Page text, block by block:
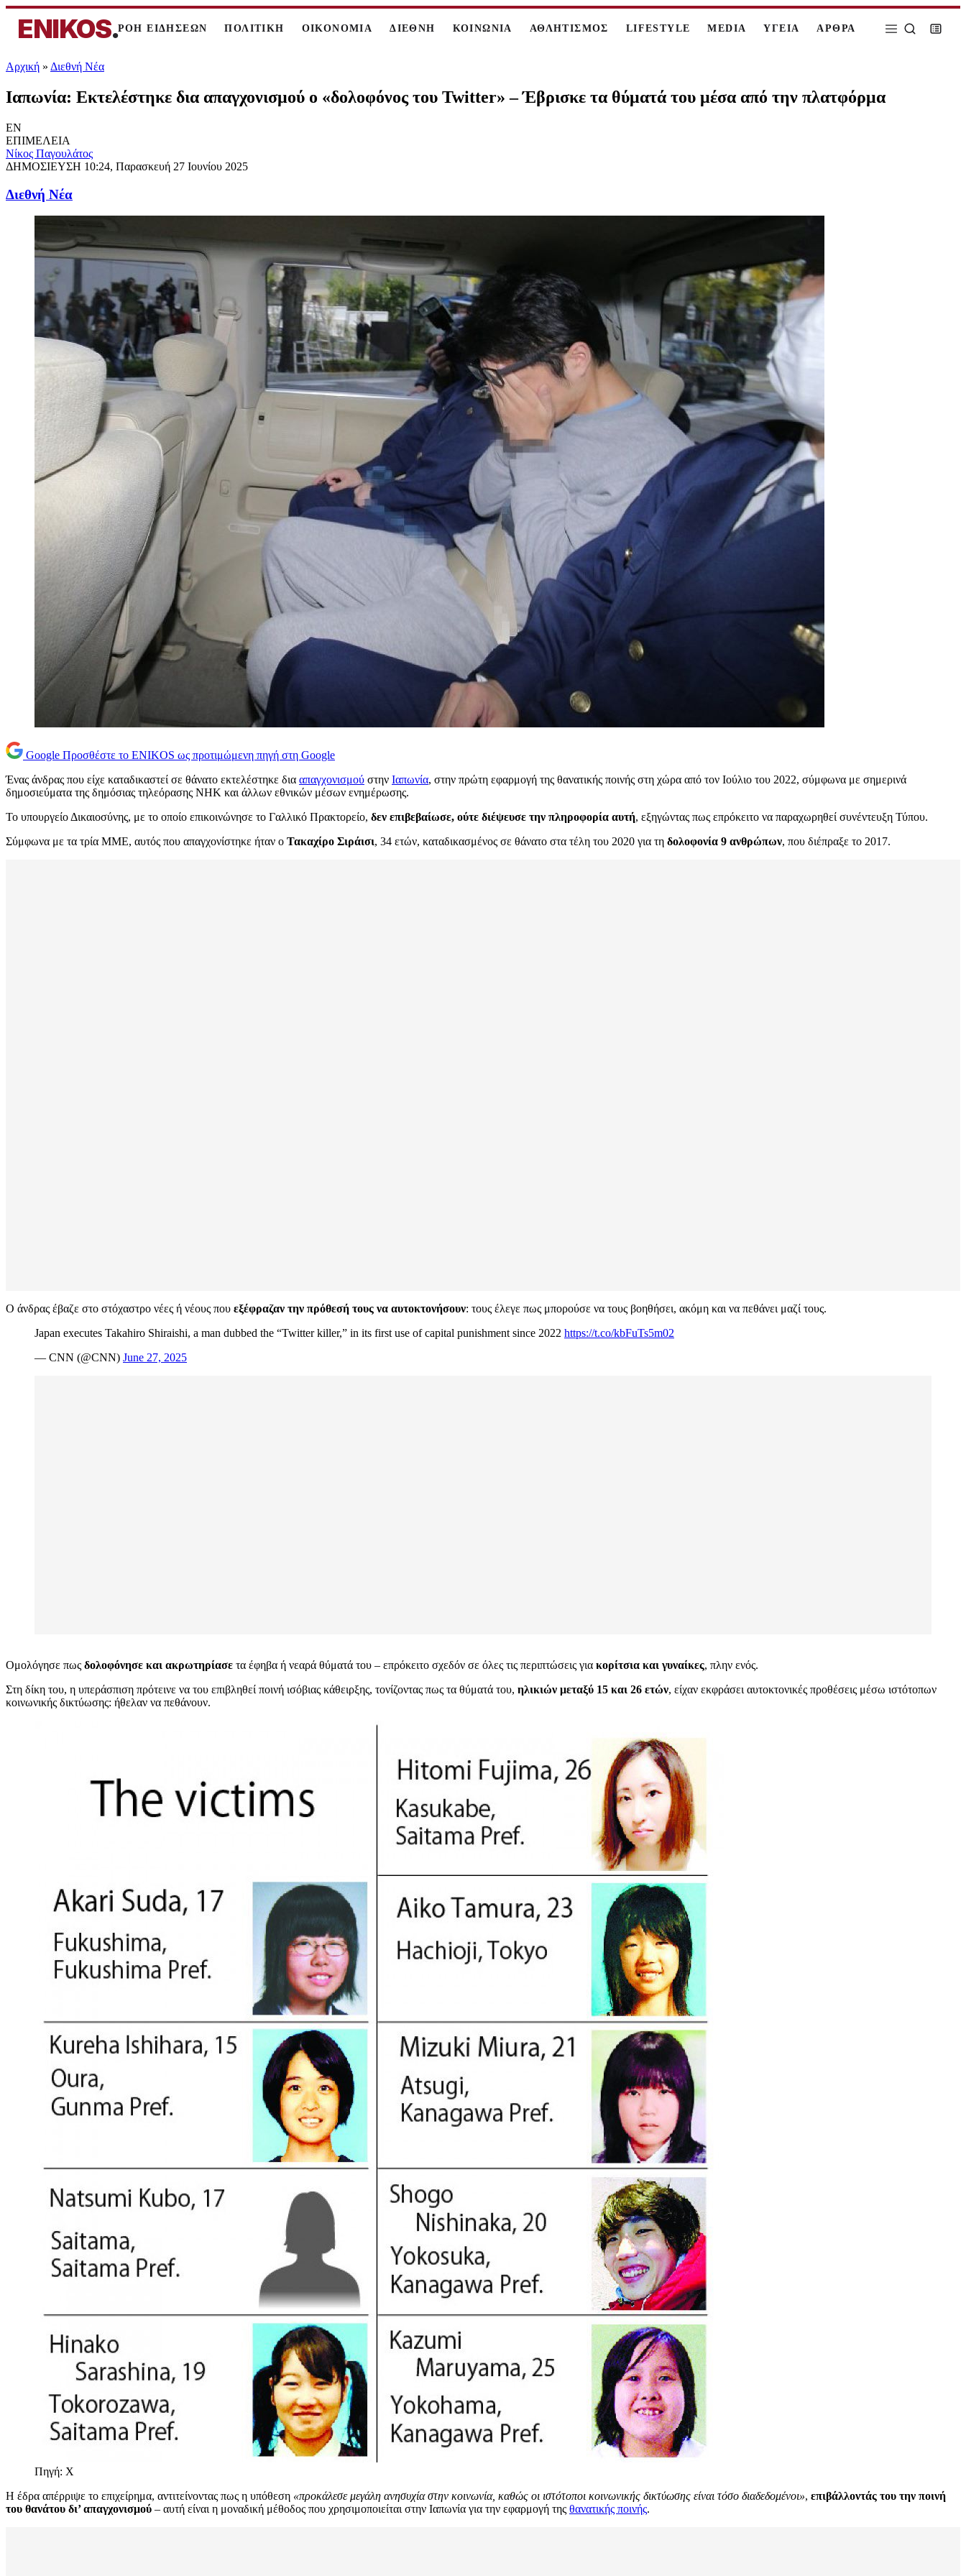
ENIKOS.ΡΟΗ ΕΙΔΗΣΕΩΝ ΠΟΛΙΤΙΚΗ ΟΙΚΟΝΟΜΙΑ ΔΙΕΘΝΗ ΚΟΙΝΩΝΙΑ ΑΘΛΗΤΙΣΜΟΣ LIFESTYLE MEDIA ΥΓΕΙΑ ΑΡΘΡΑ
Αρχική » Διεθνή Νέα
Ιαπωνία: Εκτελέστηκε δια απαγχονισμού ο «δολοφόνος του Twitter» – Έβρισκε τα θύματά του μέσα από την πλατφόρμα
EN
ΕΠΙΜΕΛΕΙΑ
Νίκος Παγουλάτος
ΔΗΜΟΣΙΕΥΣΗ 10:24, Παρασκευή 27 Ιουνίου 2025
Διεθνή Νέα
Google Προσθέστε το ENIKOS ως προτιμώμενη πηγή στη Google
Ένας άνδρας που είχε καταδικαστεί σε θάνατο εκτελέστηκε δια απαγχονισμού στην Ιαπωνία, στην πρώτη εφαρμογή της θανατικής ποινής στη χώρα από τον Ιούλιο του 2022, σύμφωνα με σημερινά
δημοσιεύματα της δημόσιας τηλεόρασης NHK και άλλων εθνικών μέσων ενημέρωσης.
Το υπουργείο Δικαιοσύνης, με το οποίο επικοινώνησε το Γαλλικό Πρακτορείο, δεν επιβεβαίωσε, ούτε διέψευσε την πληροφορία αυτή, εξηγώντας πως επρόκειτο να παραχωρηθεί συνέντευξη Τύπου.
Σύμφωνα με τα τρία ΜΜΕ, αυτός που απαγχονίστηκε ήταν ο Τακαχίρο Σιράισι, 34 ετών, καταδικασμένος σε θάνατο στα τέλη του 2020 για τη δολοφονία 9 ανθρώπων, που διέπραξε το 2017.
Ο άνδρας έβαζε στο στόχαστρο νέες ή νέους που εξέφραζαν την πρόθεσή τους να αυτοκτονήσουν: τους έλεγε πως μπορούσε να τους βοηθήσει, ακόμη και να πεθάνει μαζί τους.
Japan executes Takahiro Shiraishi, a man dubbed the “Twitter killer,” in its first use of capital punishment since 2022 https://t.co/kbFuTs5m02
— CNN (@CNN) June 27, 2025
Ομολόγησε πως δολοφόνησε και ακρωτηρίασε τα έφηβα ή νεαρά θύματά του – επρόκειτο σχεδόν σε όλες τις περιπτώσεις για κορίτσια και γυναίκες, πλην ενός.
Στη δίκη του, η υπεράσπιση πρότεινε να του επιβληθεί ποινή ισόβιας κάθειρξης, τονίζοντας πως τα θύματά του, ηλικιών μεταξύ 15 και 26 ετών, είχαν εκφράσει αυτοκτονικές προθέσεις μέσω ιστότοπων
κοινωνικής δικτύωσης: ήθελαν να πεθάνουν.
Πηγή: Χ
Η έδρα απέρριψε το επιχείρημα, αντιτείνοντας πως η υπόθεση «προκάλεσε μεγάλη ανησυχία στην κοινωνία, καθώς οι ιστότοποι κοινωνικής δικτύωσης είναι τόσο διαδεδομένοι», επιβάλλοντάς του την ποινή
του θανάτου δι’ απαγχονισμού – αυτή είναι η μοναδική μέθοδος που χρησιμοποιείται στην Ιαπωνία για την εφαρμογή της θανατικής ποινής.